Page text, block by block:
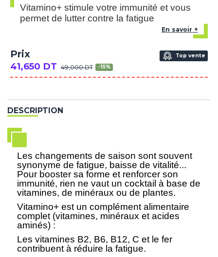
Vitamino+ stimule votre immunité et vous
permet de lutter contre la fatigue
En savoir +
Prix
41,650 DT 49,000 DT -15%
Top vente
DESCRIPTION
Les changements de saison sont souvent
synonyme de fatigue, baisse de vitalité...
Pour booster sa forme et renforcer son
immunité, rien ne vaut un cocktail à base de
vitamines, de minéraux ou de plantes.
Vitamino+ est un complément alimentaire
complet (vitamines, minéraux et acides
aminés) :
Les vitamines B2, B6, B12, C et le fer
contribuent à réduire la fatigue.